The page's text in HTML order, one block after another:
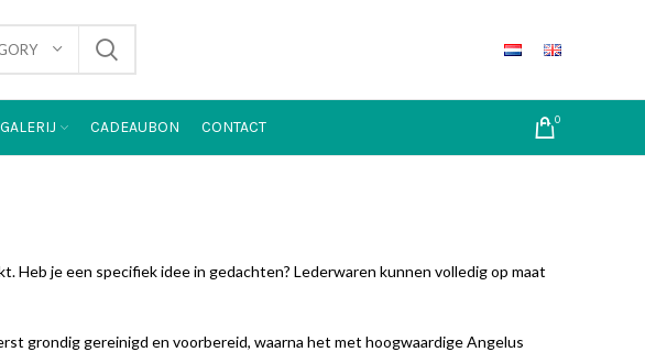
GALERIJ CADEAUBON CONTACT 0
je een specifiek idee in gedachten? Lederwaren kunnen volledig op maat
grondig gereinigd en voorbereid, waarna het met hoogwaardige Angelus